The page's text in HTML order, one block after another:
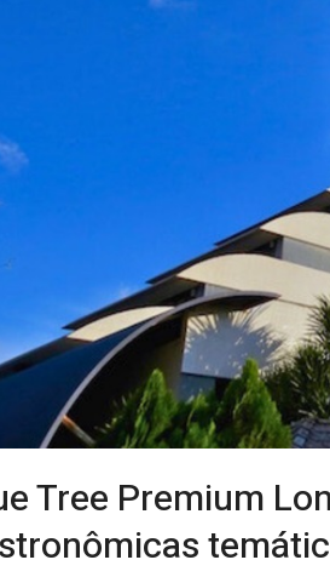
Tree Premium